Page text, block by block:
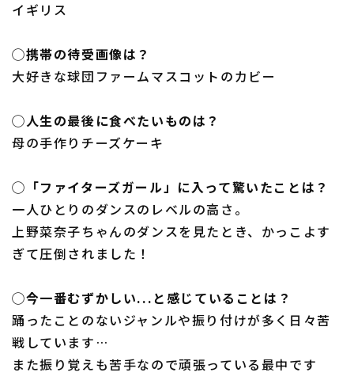
イギリス
◯携帯の待受画像は？
大好きな球団ファームマスコットのカビー
◯人生の最後に食べたいものは？
母の手作りチーズケーキ
◯「ファイターズガール」に入って驚いたことは？
一人ひとりのダンスのレベルの高さ。
上野菜奈子ちゃんのダンスを見たとき、かっこよす
ぎて圧倒されました！
◯今一番むずかしい...と感じていることは？
踊ったことのないジャンルや振り付けが多く日々苦
戦しています…
また振り覚えも苦手なので頑張っている最中です